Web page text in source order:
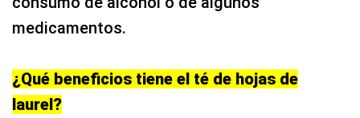
medicamentos.
¿Qué beneficios tiene el té de hojas de
laurel?